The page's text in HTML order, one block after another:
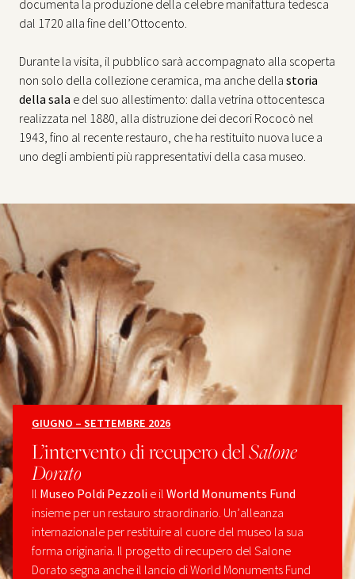
documenta la produzione della celebre manifattura tedesca
dal 1720 alla fine dell’Ottocento.
Durante la visita, il pubblico sarà accompagnato alla scoperta
non solo della collezione ceramica, ma anche della storia
della sala e del suo allestimento: dalla vetrina ottocentesca
realizzata nel 1880, alla distruzione dei decori Rococò nel
1943, fino al recente restauro, che ha restituito nuova luce a
uno degli ambienti più rappresentativi della casa museo.
GIUGNO – SETTEMBRE 2026
L’intervento di recupero delSalone
Dorato
Il Museo Poldi Pezzoli e il World Monuments Fund
insieme per un restauro straordinario. Un’alleanza
internazionale per restituire al cuore del museo la sua
forma originaria. Il progetto di recupero del Salone
Dorato segna anche il lancio di World Monuments Fund